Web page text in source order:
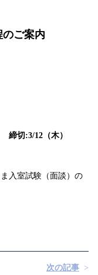
ご案内
締切:3/12（木）
入室試験（面談）の
次の記事